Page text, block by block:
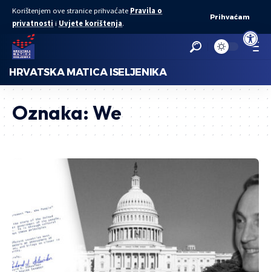
Open
Korištenjem ove stranice prihvaćate Pravila o
privatnosti i Uvjete korištenja.
Prihvaćam
HRVATSKA MATICA ISELJENIKA
Oznaka: We